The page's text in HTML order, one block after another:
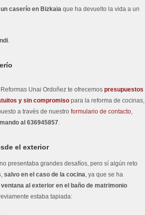
caserío en Bizkaia que ha devuelto la vida a un
.
Reformas Unai Ordoñez te ofrecemos presupuestos
y sin compromisopara la reforma de cocinas,
a través de nuestro formulario de contacto,
al 636945857.
el exterior
presentaba grandes desafíos, pero sí algún reto
, salvo en el caso de la cocina, ya que se ha
al exterior en el baño de matrimonio
estaba tapiada: